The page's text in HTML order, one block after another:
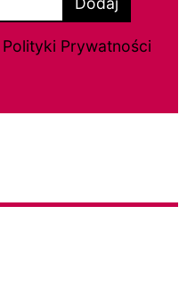
Polityki Prywatności